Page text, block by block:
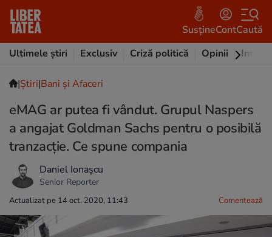
SusțineContCaută
Ultimele știri
Exclusiv Criză politică Opinii
|Ştiri|Bani și Afaceri
eMAG ar putea fi vândut. Grupul Naspers
a angajat Goldman Sachs pentru o posibilă
tranzacție. Ce spune compania
Daniel Ionașcu
Senior Reporter
Actualizat pe 14 oct. 2020, 11:43 Comentează